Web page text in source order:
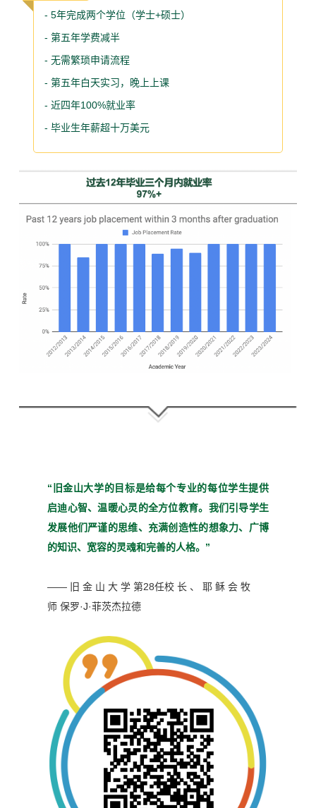
- 5年完成两个学位（学士+硕士）
- 第五年学费减半
- 无需繁琐申请流程
- 第五年白天实习，晚上上课
- 近四年100%就业率
- 毕业生年薪超十万美元
“旧金山大学的目标是给每个专业的每位学生提供
启迪心智、温暖心灵的全方位教育。 我们引导学生
发展他们严谨的思维、充满创造性的想象力、广博
的知识、宽容的灵魂和完善的人格。”
—— 旧 金 山 大 学 第28任校 长 、 耶 稣 会 牧
师 保罗·J·菲茨杰拉德